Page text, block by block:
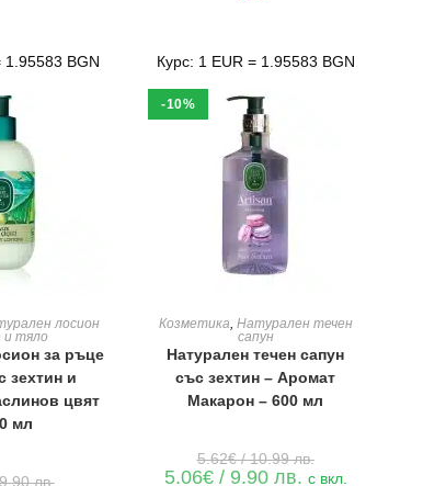
1.95583 BGN
лосион
и тяло
за ръце
зехтин и
цвят
мл
лв.
Курс: 1 EUR = 1.95583 BGN
-10%
ДОБАВЯНЕ В КОЛИЧКАТА
Козметика Натурален течен
сапун
Натурален течен сапун
със зехтин – Аромат
Макарон – 600 мл
5.62€/ 10.99 лв.
price
5.06€/ 9.90 лв. Текущата
с вкл.